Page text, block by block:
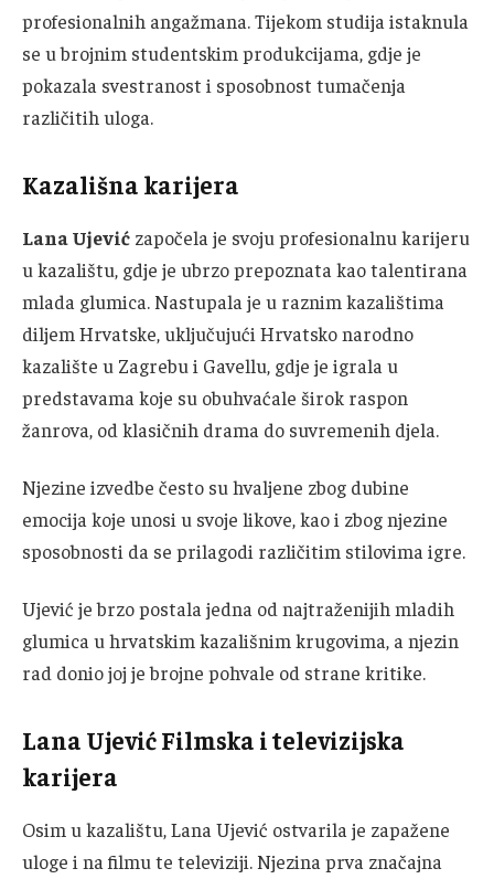
profesionalnih angažmana. Tijekom studija istaknula
se u brojnim studentskim produkcijama, gdje je
pokazala svestranost i sposobnost tumačenja
različitih uloga.
Kazališna karijera
Lana Ujević započela je svoju profesionalnu karijeru
u kazalištu, gdje je ubrzo prepoznata kao talentirana
mlada glumica. Nastupala je u raznim kazalištima
diljem Hrvatske, uključujući Hrvatsko narodno
kazalište u Zagrebu i Gavellu, gdje je igrala u
predstavama koje su obuhvaćale širok raspon
žanrova, od klasičnih drama do suvremenih djela.
Njezine izvedbe često su hvaljene zbog dubine
emocija koje unosi u svoje likove, kao i zbog njezine
sposobnosti da se prilagodi različitim stilovima igre.
Ujević je brzo postala jedna od najtraženijih mladih
glumica u hrvatskim kazališnim krugovima, a njezin
rad donio joj je brojne pohvale od strane kritike.
Lana Ujević Filmska i televizijska
karijera
Osim u kazalištu, Lana Ujević ostvarila je zapažene
uloge i na filmu te televiziji. Njezina prva značajna